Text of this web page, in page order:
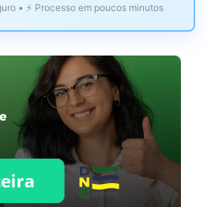
• ⚡ Processo em poucos minutos